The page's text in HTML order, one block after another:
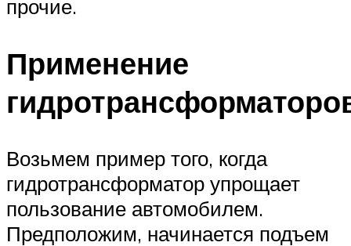
прочие.
Применение
Возьмем пример того, когда
гидротрансформатор упрощает
пользование автомобилем.
Предположим, начинается подъем